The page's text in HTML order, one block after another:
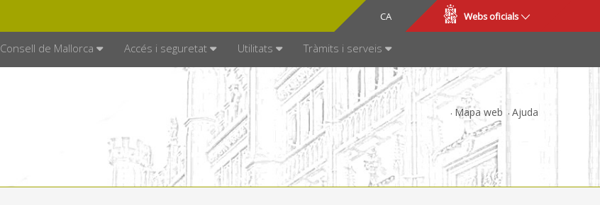
CA
ES Webs oficials
Consell de Mallorca Accés i seguretat Utilitats Tràmits i serveis
Mapa web Ajuda